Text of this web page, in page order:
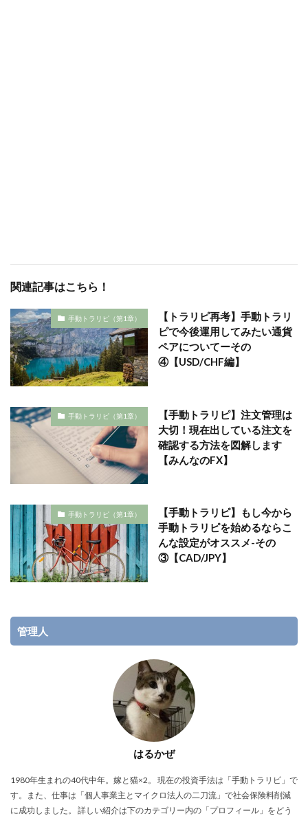
関連記事はこちら！
手動トラリピ（第1章）
【トラリピ再考】手動トラリ
ピで今後運用してみたい通貨
ペアについてーその
④【USD/CHF編】
手動トラリピ（第1章）
【手動トラリピ】注文管理は
大切！現在出している注文を
確認する方法を図解します
【みんなのFX】
手動トラリピ（第1章）
【手動トラリピ】もし今から
手動トラリピを始めるならこ
んな設定がオススメ-その
③【CAD/JPY】
管理人
はるかぜ
1980年生まれの40代中年。嫁と猫×2。 現在の投資手法は「手動トラリピ」で
す。また、仕事は「個人事業主とマイクロ法人の二刀流」で社会保険料削減
に成功しました。 詳しい紹介は下のカテゴリー内の「プロフィール」をどう